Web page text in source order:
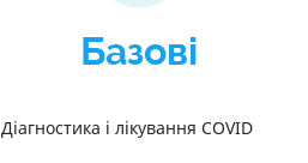
Базові
Діагностика і лікування COVID